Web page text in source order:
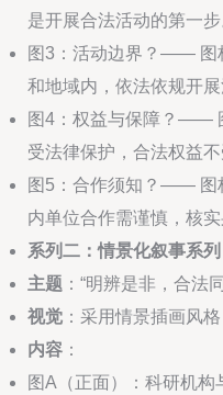
是开展合法活动的第一步
图3：活动边界？—— 图
和地域内，依法依规开展
图4：权益与保障？——
受法律保护，合法权益不
图5：合作须知？—— 图
内单位合作需谨慎，核实
系列二：情景化叙事系列
主题 ：“明辨是非，合法同
视觉 ：采用情景插画风
内容 ：
图A（正面）：科研机